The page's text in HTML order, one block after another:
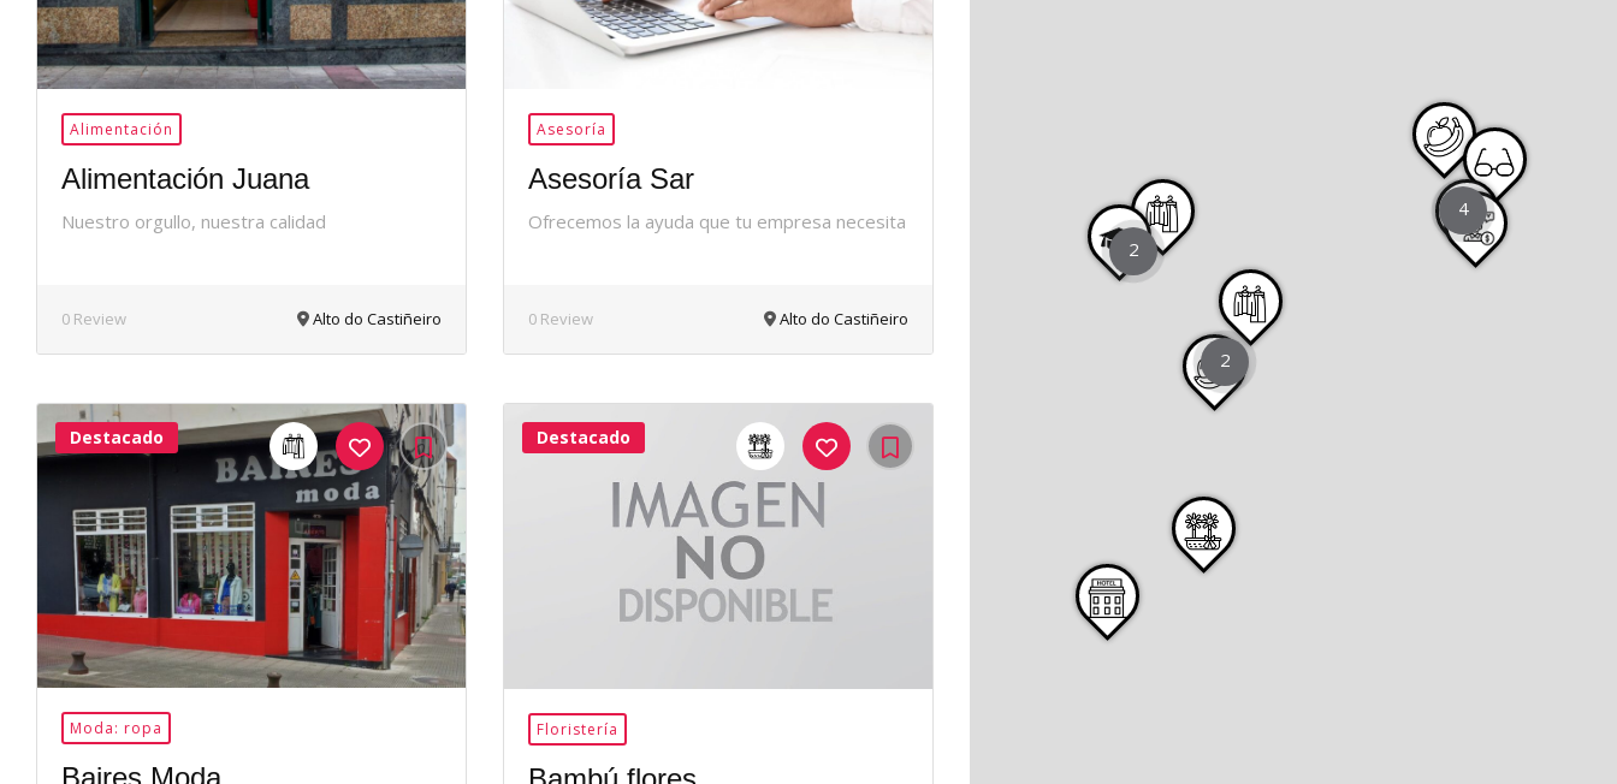
4
2
2
Alimentación
Alimentación Juana
Nuestro orgullo, nuestra calidad
0 Review Alto do Castiñeiro
Asesoría
Asesoría Sar
Ofrecemos la ayuda que tu empresa necesita
0 Review Alto do Castiñeiro
24Me
Gusta
Destacado
Moda: ropa
Baires Moda
42Me
Gusta
Destacado
Floristería